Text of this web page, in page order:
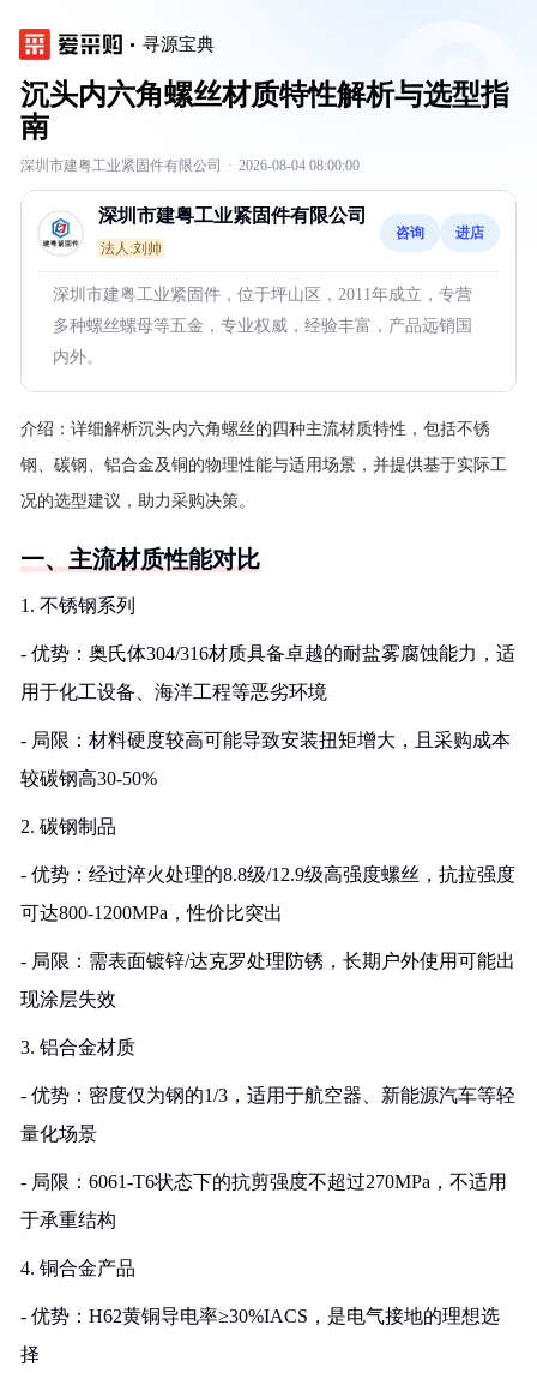
寻源宝典
沉头内六角螺丝材质特性解析与选型指
南
深圳市建粤工业紧固件有限公司 · 2026-08-04 08:00:00
深圳市建粤工业紧固件有限公司
法人:刘帅
咨询 进店
深圳市建粤工业紧固件，位于坪山区，2011年成立，专营
多种螺丝螺母等五金，专业权威，经验丰富，产品远销国
内外。
介绍： 详细解析沉头内六角螺丝的四种主流材质特性，包括不锈
钢、碳钢、铝合金及铜的物理性能与适用场景，并提供基于实际工
况的选型建议，助力采购决策。
一、主流材质性能对比
1. 不锈钢系列
- 优势：奥氏体304/316材质具备卓越的耐盐雾腐蚀能力，适
用于化工设备、海洋工程等恶劣环境
- 局限：材料硬度较高可能导致安装扭矩增大，且采购成本
较碳钢高30-50%
2. 碳钢制品
- 优势：经过淬火处理的8.8级/12.9级高强度螺丝，抗拉强度
可达800-1200MPa，性价比突出
- 局限：需表面镀锌/达克罗处理防锈，长期户外使用可能出
现涂层失效
3. 铝合金材质
- 优势：密度仅为钢的1/3，适用于航空器、新能源汽车等轻
量化场景
- 局限：6061-T6状态下的抗剪强度不超过270MPa，不适用
于承重结构
4. 铜合金产品
- 优势：H62黄铜导电率≥30%IACS，是电气接地的理想选
择